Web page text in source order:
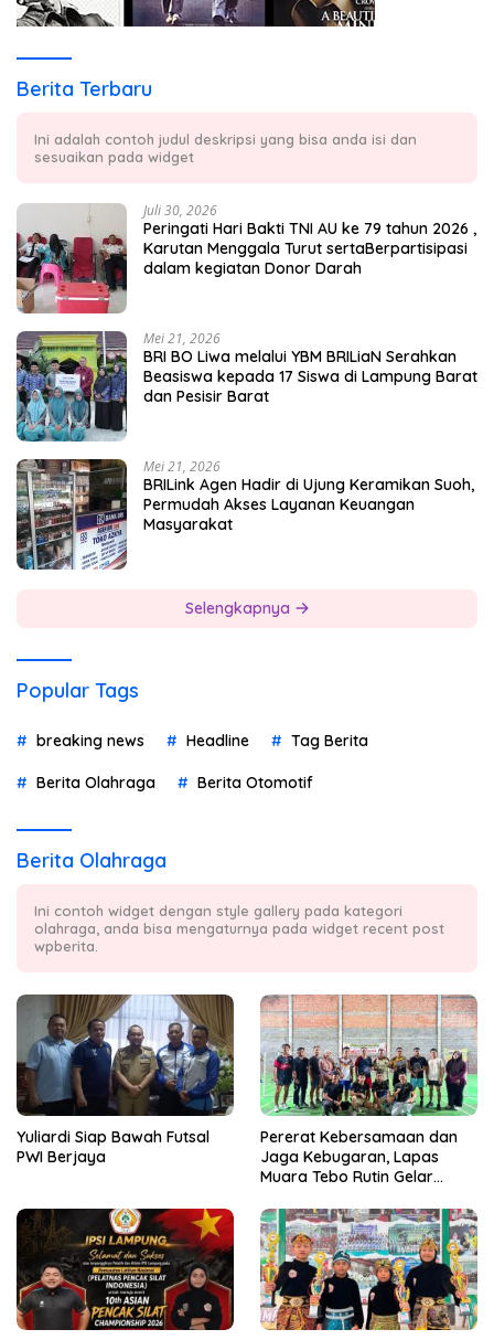
Berita Terbaru
Ini adalah contoh judul deskripsi yang bisa anda isi dan
sesuaikan pada widget
Juli 30, 2026
Peringati Hari Bakti TNI AU ke 79 tahun 2026 ,
Karutan Menggala Turut sertaBerpartisipasi
dalam kegiatan Donor Darah
Mei 21, 2026
BRI BO Liwa melalui YBM BRILiaN Serahkan
Beasiswa kepada 17 Siswa di Lampung Barat
dan Pesisir Barat
Mei 21, 2026
BRILink Agen Hadir di Ujung Keramikan Suoh,
Permudah Akses Layanan Keuangan
Masyarakat
Selengkapnya
Popular Tags
breaking news Headline Tag Berita
Berita Olahraga Berita Otomotif
Berita Olahraga
Ini contoh widget dengan style gallery pada kategori
olahraga, anda bisa mengaturnya pada widget recent post
wpberita.
Yuliardi Siap Bawah Futsal
PWI Berjaya
Pererat Kebersamaan dan
Jaga Kebugaran, Lapas
Muara Tebo Rutin Gelar